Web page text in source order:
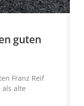
guten
Franz Reif
als alte